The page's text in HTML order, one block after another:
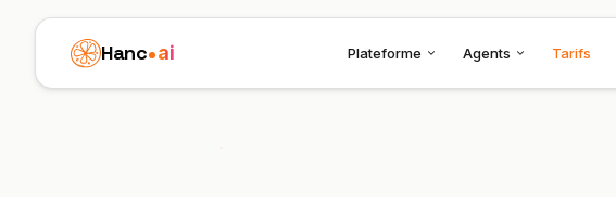
Hanc ai Plateforme Agents Tarifs